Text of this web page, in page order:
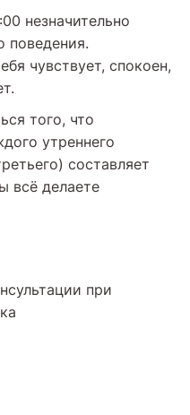
незначительно
поведения.
чувствует, спокоен,
того, что
утреннего
составляет
всё делаете
при